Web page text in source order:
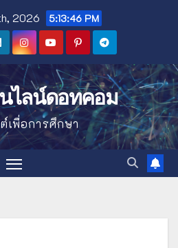
2026 5:13:47 PM
ไลน์ดอทคอม
เพื่อการศึกษา